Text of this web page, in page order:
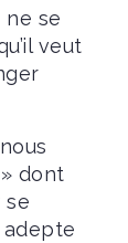
ne se
veut
dont
se